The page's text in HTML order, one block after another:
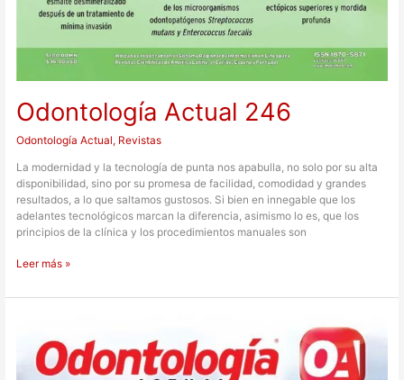
Odontología Actual 246
Odontología Actual, Revistas
La modernidad y la tecnología de punta nos apabulla, no solo por su alta
disponibilidad, sino por su promesa de facilidad, comodidad y grandes
resultados, a lo que saltamos gustosos. Si bien en innegable que los
adelantes tecnológicos marcan la diferencia, asimismo lo es, que los
principios de la clínica y los procedimientos manuales son
Leer más »
Actual